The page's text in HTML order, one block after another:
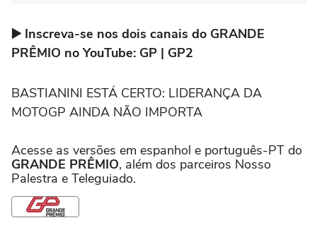
▶️ Inscreva-se nos dois canais do GRANDE
PRÊMIO no YouTube: GP | GP2
BASTIANINI ESTÁ CERTO: LIDERANÇA DA
MOTOGP AINDA NÃO IMPORTA
Acesse as versões em espanhol e português-PT do
GRANDE PRÊMIO, além dos parceiros Nosso
Palestra e Teleguiado.